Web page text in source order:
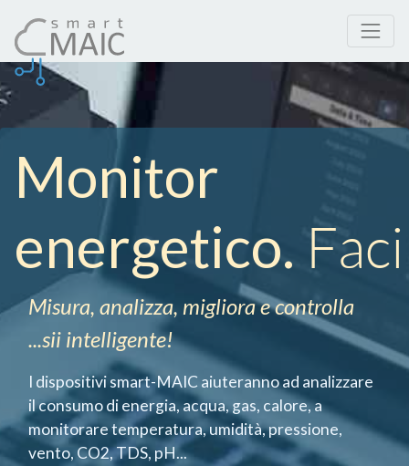
Monitor
energetico.
Misura, analizza, migliora e controlla
...sii intelligente!
I dispositivi smart-MAIC aiuteranno ad analizzare
il consumo di energia, acqua, gas, calore, a
monitorare temperatura, umidità, pressione,
vento, CO2, TDS, pH...